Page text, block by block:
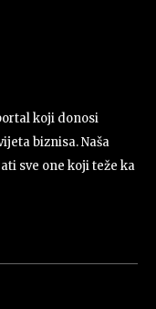
koji donosi
biznisa. Naša
sve one koji teže ka